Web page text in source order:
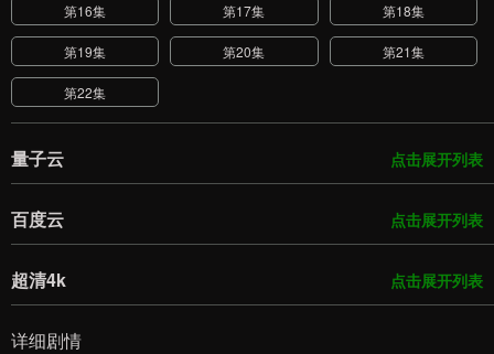
第16集 第17集 第18集
第19集 第20集 第21集
第22集
点击展开列表
量子云
点击展开列表
百度云
点击展开列表
超清4k
详细剧情